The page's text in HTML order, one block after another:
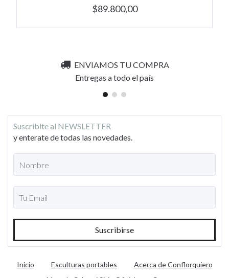
$89.800,00
ENVIAMOS TU COMPRA
Entregas a todo el país
Suscribite al NEWSLETTER
y enterate de todas las novedades.
Inicio Esculturas portables
Acerca de Conflorquiero